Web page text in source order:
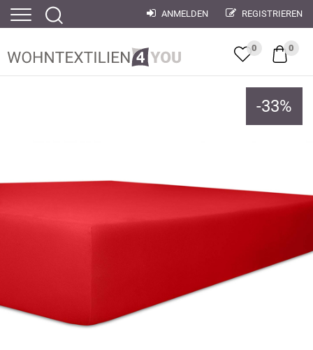
ANMELDEN REGISTRIEREN
0 0
-33%